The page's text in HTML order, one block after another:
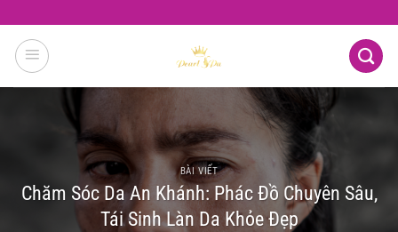
content
BÀI VIẾT
Chăm Sóc Da An Khánh: Phác Đồ Chuyên Sâu,
Tái Sinh Làn Da Khỏe Đẹp